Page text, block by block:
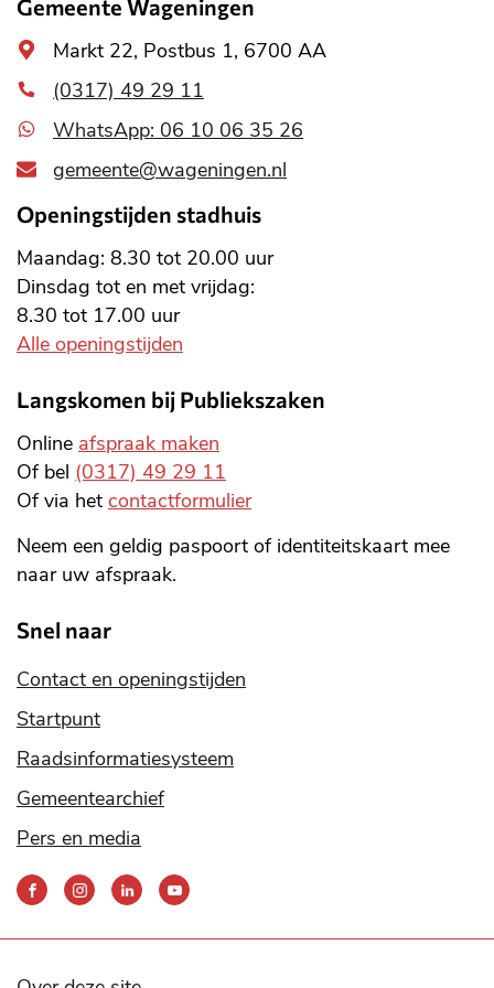
Gemeente Wageningen
Algemeen
adres
Markt 22, Postbus 1, 6700 AA
(0317) 49 29 11
WhatsApp: 06 10 06 35 26
gemeente@wageningen.nl
Openingstijden stadhuis
Maandag: 8.30 tot 20.00 uur
Dinsdag tot en met vrijdag:
8.30 tot 17.00 uur
Alle openingstijden
Langskomen bij Publiekszaken
Online afspraak maken
Of bel (0317) 49 29 11
Of via het contactformulier
Neem een geldig paspoort of identiteitskaart mee
naar uw afspraak.
Snel naar
Contact en openingstijden
Startpunt
Raadsinformatiesysteem
Gemeentearchief
Pers en media
Bereik
ons